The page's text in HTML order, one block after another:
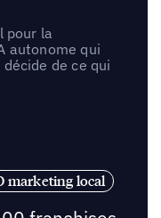
pour la
autonome qui
de ce qui
marketing local